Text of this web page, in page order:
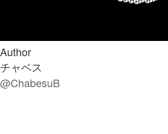
Author
チャベス
@ChabesuB